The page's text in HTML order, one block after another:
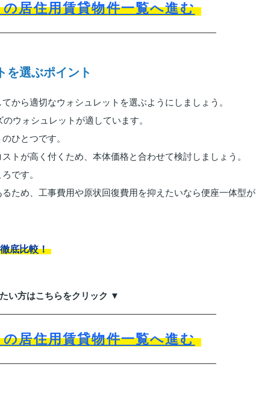
居住用賃貸物件一覧へ進む
を選ぶポイント
から適切なウォシュレットを選ぶようにしましょう。
ウォシュレットが適しています。
ひとつです。
トが高く付くため、本体価格と合わせて検討しましょう。
です。
ため、工事費用や原状回復費用を抑えたいなら便座一体型が
底比較！
い方はこちらをクリック ▼
居住用賃貸物件一覧へ進む